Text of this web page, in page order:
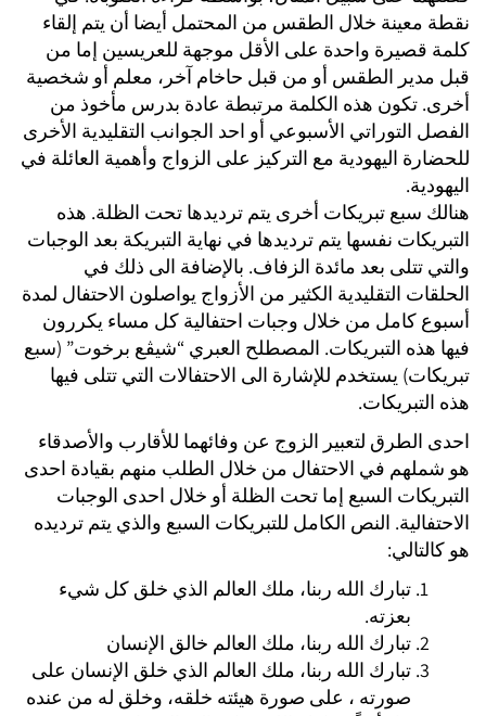
نقطة معينة خلال الطقس من المحتمل أيضا أن يتم إلقاء
كلمة قصيرة واحدة على الأقل موجهة للعريسين إما من
قبل مدير الطقس أو من قبل حاخام آخر، معلم أو شخصية
أخرى. تكون هذه الكلمة مرتبطة عادة بدرس مأخوذ من
الفصل التوراتي الأسبوعي أو احد الجوانب التقليدية الأخرى
للحضارة اليهودية مع التركيز على الزواج وأهمية العائلة في
اليهودية.
هنالك سبع تبريكات أخرى يتم ترديدها تحت الظلة. هذه
التبريكات نفسها يتم ترديدها في نهاية التبريكة بعد الوجبات
والتي تتلى بعد مائدة الزفاف. بالإضافة الى ذلك في
الحلقات التقليدية الكثير من الأزواج يواصلون الاحتفال لمدة
أسبوع كامل من خلال وجبات احتفالية كل مساء يكررون
فيها هذه التبريكات. المصطلح العبري “شيڤع برخوت” (سبع
تبريكات) يستخدم للإشارة الى الاحتفالات التي تتلى فيها
هذه التبريكات.
احدى الطرق لتعبير الزوج عن وفائهما للأقارب والأصدقاء
هو شملهم في الاحتفال من خلال الطلب منهم بقيادة احدى
التبريكات السبع إما تحت الظلة أو خلال احدى الوجبات
الاحتفالية. النص الكامل للتبريكات السبع والذي يتم ترديده
هو كالتالي:
تبارك الله ربنا، ملك العالم الذي خلق كل شيء
بعزته.
تبارك الله ربنا، ملك العالم خالق الإنسان
تبارك الله ربنا، ملك العالم الذي خلق الإنسان على
صورته ، على صورة هيئته خلقه، وخلق له من عنده